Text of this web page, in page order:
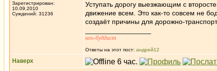
Зарегистрирован:
10.09.2010
Суждений: 31236
Уступать дорогу выезжающим с
движение всем. Это как-то совсем не
создаёт причины для дорожно-
нео-буддист
Ответы на этот пост: андрей12
Наверх